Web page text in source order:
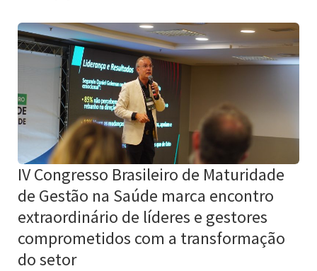
IV Congresso Brasileiro de Maturidade
de Gestão na Saúde marca encontro
extraordinário de líderes e gestores
comprometidos com a transformação
do setor